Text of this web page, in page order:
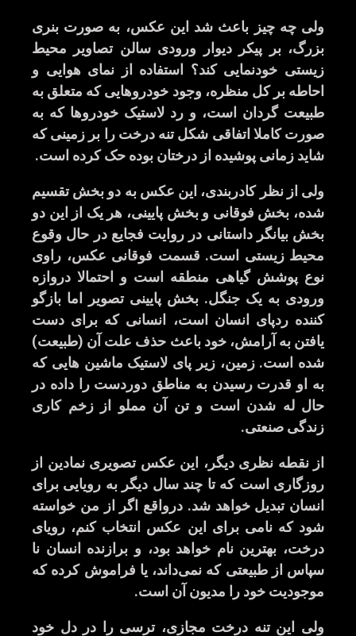
ولی چه چیز باعث شد این عکس، به صورت بنری
بزرگ، بر پیکر دیوار ورودی سالن تصاویر محیط
زیستی خودنمایی کند؟ استفاده از نمای هوایی و
احاطه بر کل منظره، وجود خودروهایی که متعلق به
طبیعت گردان است، و رد لاستیک خودروها که به
صورت کاملا اتفاقی شکل تنه درخت را بر زمینی که
شاید زمانی پوشیده از درختان بوده حک کرده است.
ولی از نظر کادربندی، این عکس به دو بخش تقسیم
شده، بخش فوقانی و بخش پایینی، هر یک از این دو
بخش بیانگر داستانی در روایت فجایع در حال وقوع
محیط زیستی است. قسمت فوقانی عکس، راوی
نوع پوشش گیاهی منطقه است و احتمالا دروازه
ورودی به یک جنگل. بخش پایینی تصویر اما بازگو
کننده ردپای انسان است، انسانی که برای دست
یافتن به آرامش، خود باعث حذف علت آن (طبیعت)
شده است.زمین، زیر پای لاستیک ماشین هایی که
به او قدرت رسیدن به مناطق دوردست را داده در
حال له شدن است و تن آن مملو از زخم کاری
زندگی صنعتی.
از نقطه نظری دیگر، این عکس تصویری نمادین از
روزگاری است که تا چند سال دیگر به رویایی برای
انسان تبدیل خواهد شد. درواقع اگر از من خواسته
شود که نامی برای این عکس انتخاب کنم، رویای
درخت، بهترین نام خواهد بود، و برازنده انسان نا
سپاس از طبیعتی که نمی‌داند، یا فراموش کرده که
موجودیت خود را مدیون آن است.
ولی این تنه درخت مجازی، ترسی را در دل خود